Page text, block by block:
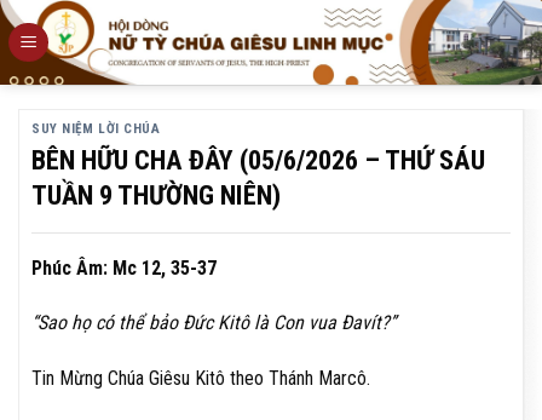
Skip
to
content
SUY NIỆM LỜI CHÚA
BÊN HỮU CHA ĐÂY (05/6/2026 – THỨ SÁU
TUẦN 9 THƯỜNG NIÊN)
Phúc Âm: Mc 12, 35-37
“Sao họ có thể bảo Ðức Kitô là Con vua Ðavít?”
Tin Mừng Chúa Giêsu Kitô theo Thánh Marcô.